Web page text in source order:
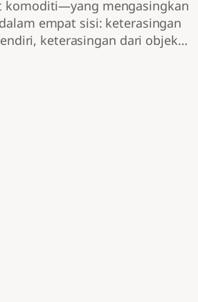
komoditi—yang mengasingkan
empat sisi: keterasingan
keterasingan dari objek…